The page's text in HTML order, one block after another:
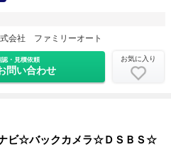
会社 ファミリーオート
認・見積依頼
問い合わせ
お気に入り
ビ☆バックカメラ☆ＤＳＢＳ☆